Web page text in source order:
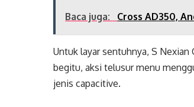
Baca juga: Cross AD350,
Untuk layar sentuhnya, S
begitu, aksi telusur menu
jenis capacitive.